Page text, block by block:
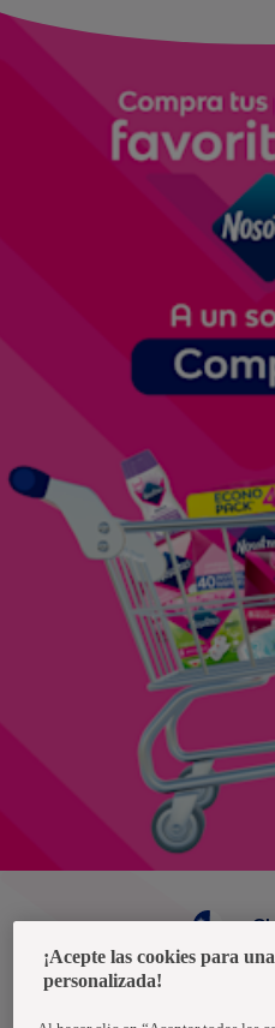
¡Acepte las cookies para
personalizada!